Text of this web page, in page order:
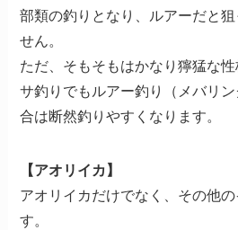
部類の釣りとなり、ルアーだと
せん。
ただ、そもそもはかなり獰猛な
サ釣りでもルアー釣り（メバリ
合は断然釣りやすくなります。
【アオリイカ】
アオリイカだけでなく、その他
す。